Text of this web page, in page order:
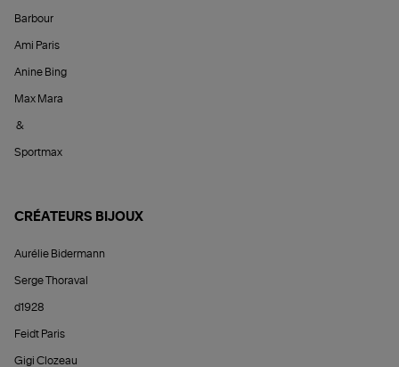
Barbour
Ami Paris
Anine Bing
Max Mara
&
Sportmax
CRÉATEURS BIJOUX
Aurélie Bidermann
Serge Thoraval
d1928
Feidt Paris
Gigi Clozeau